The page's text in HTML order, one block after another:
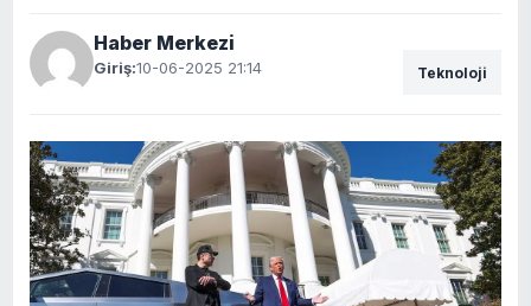
Haber Merkezi
Giriş:10-06-2025 21:14 Teknoloji